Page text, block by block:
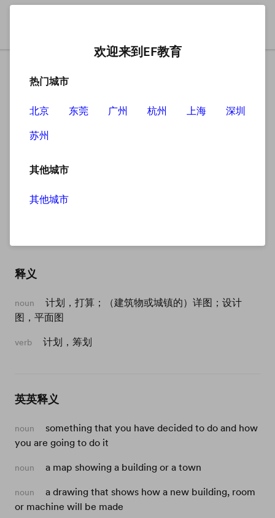
plan
释义
noun
计划，打算；（建筑物或城镇的）详图；设计
图，平面图
verb 计划，筹划
英英释义
noun
something that you have decided to do and how
you are going to do it
noun a map showing a building or a town
noun
a drawing that shows how a new building, room
or machine will be made
欢迎来到EF教育
热门城市
北京 东莞 广州 杭州 上海
深圳
苏州
其他城市
其他城市